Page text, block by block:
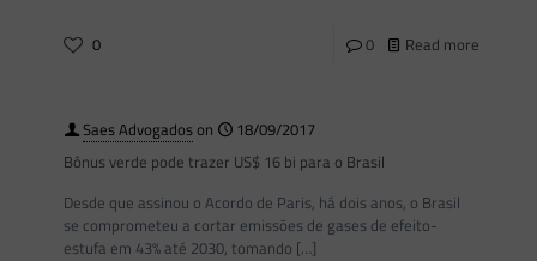
0 0 Read more
Saes Advogadoson
18/09/2017
Bônus verde pode trazer US$ 16 bi para o Brasil
Desde que assinou o Acordo de Paris, há dois anos, o Brasil
se comprometeu a cortar emissões de gases de efeito-
estufa em 43% até 2030, tomando […]